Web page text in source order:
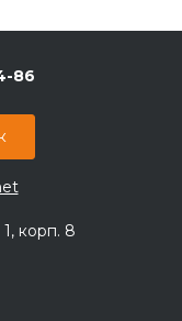
86
корп. 8